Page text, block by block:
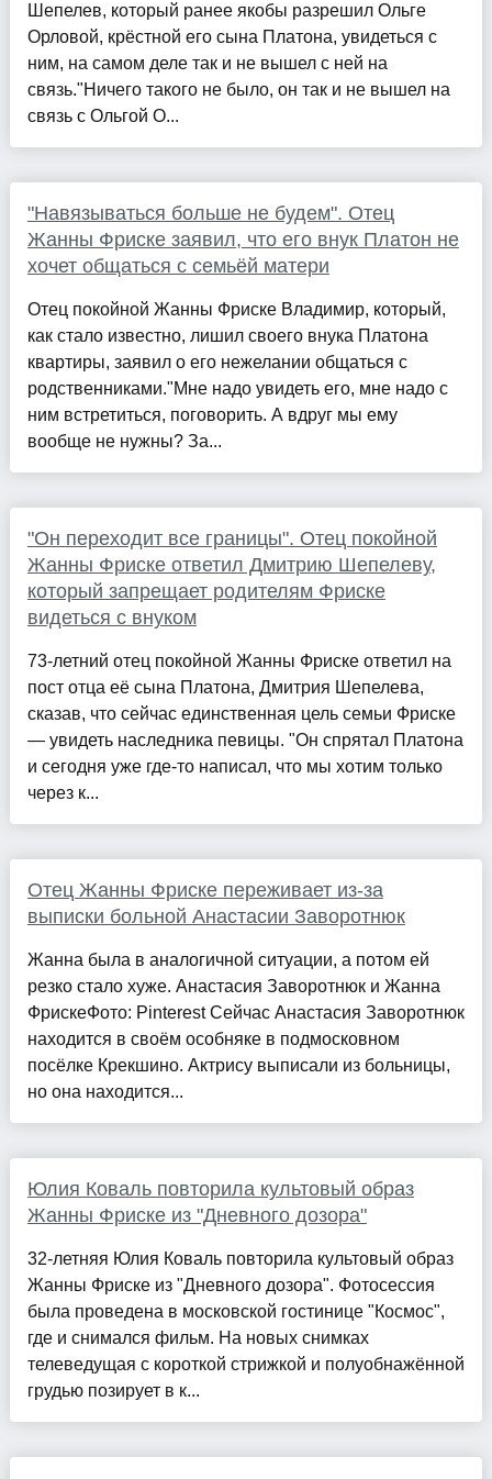
Шепелев, который ранее якобы разрешил Ольге
Орловой, крёстной его сына Платона, увидеться с
ним, на самом деле так и не вышел с ней на
связь."Ничего такого не было, он так и не вышел на
связь с Ольгой О...
"Навязываться больше не будем". Отец
Жанны Фриске заявил, что его внук Платон не
хочет общаться с семьёй матери
Отец покойной Жанны Фриске Владимир, который,
как стало известно, лишил своего внука Платона
квартиры, заявил о его нежелании общаться с
родственниками."Мне надо увидеть его, мне надо с
ним встретиться, поговорить. А вдруг мы ему
вообще не нужны? За...
"Он переходит все границы". Отец покойной
Жанны Фриске ответил Дмитрию Шепелеву,
который запрещает родителям Фриске
видеться с внуком
73-летний отец покойной Жанны Фриске ответил на
пост отца её сына Платона, Дмитрия Шепелева,
сказав, что сейчас единственная цель семьи Фриске
— увидеть наследника певицы. "Он спрятал Платона
и сегодня уже где-то написал, что мы хотим только
через к...
Отец Жанны Фриске переживает из-за
выписки больной Анастасии Заворотнюк
Жанна была в аналогичной ситуации, а потом ей
резко стало хуже. Анастасия Заворотнюк и Жанна
ФрискеФото: Pinterest Сейчас Анастасия Заворотнюк
находится в своём особняке в подмосковном
посёлке Крекшино. Актрису выписали из больницы,
но она находится...
Юлия Коваль повторила культовый образ
Жанны Фриске из "Дневного дозора"
32-летняя Юлия Коваль повторила культовый образ
Жанны Фриске из "Дневного дозора". Фотосессия
была проведена в московской гостинице "Космос",
где и снимался фильм. На новых снимках
телеведущая с короткой стрижкой и полуобнажённой
грудью позирует в к...